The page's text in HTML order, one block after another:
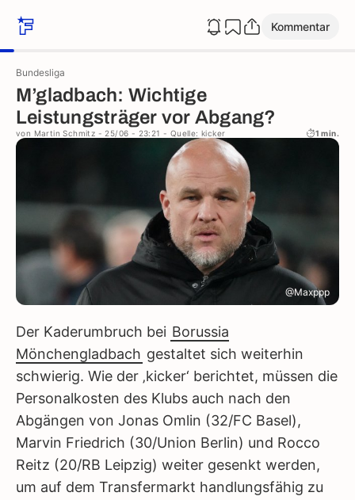
Kommentar
Bundesliga
M’gladbach: Wichtige
Leistungsträger vor Abgang?
von Martin Schmitz - 25/06 - 23:21 - Quelle: kicker 1 min.
@Maxppp
Der Kaderumbruch bei Borussia
Mönchengladbach gestaltet sich weiterhin
schwierig. Wie der ‚kicker‘ berichtet, müssen die
Personalkosten des Klubs auch nach den
Abgängen von Jonas Omlin (32/FC Basel),
Marvin Friedrich (30/Union Berlin) und Rocco
Reitz (20/RB Leipzig) weiter gesenkt werden,
um auf dem Transfermarkt handlungsfähig zu